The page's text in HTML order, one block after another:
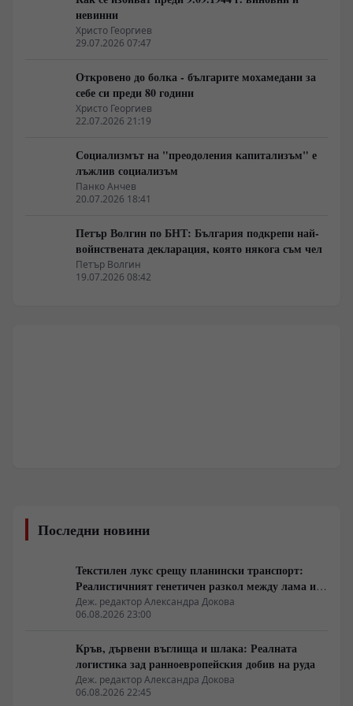
невинни
Христо Георгиев
29.07.2026 07:47
Откровено до болка - българите мохамедани за
себе си преди 80 години
Христо Георгиев
22.07.2026 21:19
Социализмът на "преодоления капитализъм" е
лъжлив социализъм
Панко Анчев
20.07.2026 18:41
Петър Волгин по БНТ: България подкрепи най-
войнствената декларация, която някога съм чел
Петър Волгин
19.07.2026 08:42
Последни новини
Текстилен лукс срещу планински транспорт:
Реалистичният генетичен разкол между лама и
алпака
Деж. редактор Александра Докова
06.08.2026 23:00
Кръв, дървени въглища и шлака: Реалната
логистика зад ранноевропейския добив на руда
Деж. редактор Александра Докова
06.08.2026 22:45